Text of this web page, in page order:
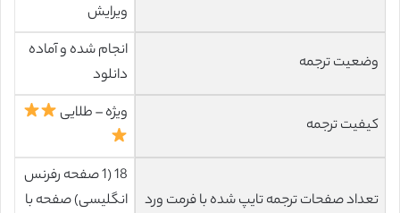
ویرایش
وضعیت ترجمه
انجام شده و آماده
دانلود
کیفیت ترجمه
ویژه – طلایی
تعداد صفحات ترجمه تایپ شده با فرمت ورد
18 (1 صفحه رفرنس
انگلیسی) صفحه با